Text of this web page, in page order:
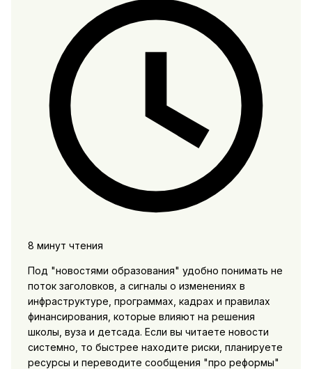
8 минут чтения
Под "новостями образования" удобно понимать не
поток заголовков, а сигналы о изменениях в
инфраструктуре, программах, кадрах и правилах
финансирования, которые влияют на решения
школы, вуза и детсада. Если вы читаете новости
системно, то быстрее находите риски, планируете
ресурсы и переводите сообщения "про реформы"